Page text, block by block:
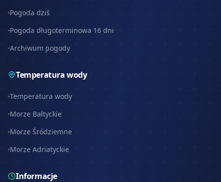
Pogoda dziś
Pogoda długoterminowa 16 dni
Archiwum pogody
Temperatura wody
Temperatura wody
Morze Bałtyckie
Morze Śródziemne
Morze Adriatyckie
Informacje